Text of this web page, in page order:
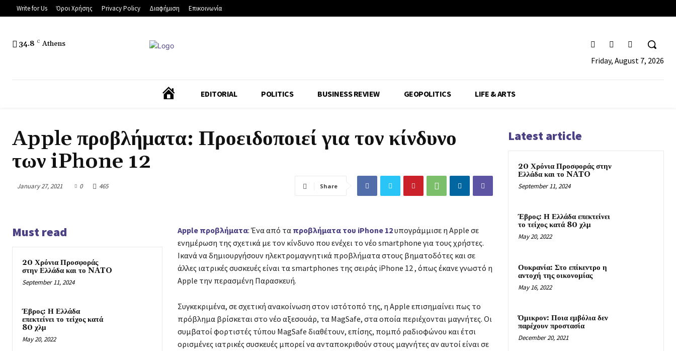
Write for Us Όροι Χρήσης Privacy Policy Διαφήμιση Επικοινωνία
34.8 C Athens
Friday, August 7, 2026
Ή
EDITORIAL POLITICS BUSINESS REVIEW GEOPOLITICS LIFE & ARTS
Apple προβλήματα: Προειδοποιεί για τον κίνδυνο
των iPhone 12
January 27, 2021 0 465 Share
Must read
20 Χρόνια Προσφοράς
στην Ελλάδα και το NATO
September 11, 2024
Έβρος: Η Ελλάδα
επεκτείνει το τείχος κατά
80 χλμ
May 20, 2022
Apple προβλήματα: Ένα από τα προβλήματα του iPhone 12υπογράμμισε η Apple σε
ενημέρωση της σχετικά με τον κίνδυνο που ενέχει το νέο smartphone για τους χρήστες.
Ικανά να δημιουργήσουν ηλεκτρομαγνητικά προβλήματα στους βηματοδότες και σε
άλλες ιατρικές συσκευές είναι τα smartphones της σειράς iPhone 12 , όπως έκανε γνωστό η
Apple την περασμένη Παρασκευή.
Συγκεκριμένα, σε σχετική ανακοίνωση στον ιστότοπό της, η Apple επισημαίνει πως το
πρόβλημα βρίσκεται στο νέο αξεσουάρ, τα MagSafe, στα οποία περιέχονται μαγνήτες. Οι
συμβατοί φορτιστές τύπου MagSafe διαθέτουν, επίσης, πομπό ραδιοφώνου και έτσι
ορισμένες ιατρικές συσκευές μπορεί να ανταποκριθούν στους μαγνήτες αν αυτοί είναι σε
Latest article
20 Χρόνια Προσφοράς στην
Ελλάδα και το NATO
September 11, 2024
Έβρος: Η Ελλάδα επεκτείνει
το τείχος κατά 80 χλμ
May 20, 2022
Ουκρανία: Στο επίκεντρο η
αντοχή της οικονομίας
May 16, 2022
Όμικρον: Ποια εμβόλια δεν
παρέχουν προστασία
December 20, 2021